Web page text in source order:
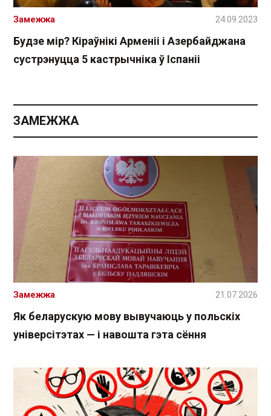
Будзе мір? Кіраўнікі Арменіі і Азербайджана
сустрэнуцца 5 кастрычніка ў Іспаніі
Замежжа 24.09.2023
ЗАМЕЖЖА
Як беларускую мову вывучаюць у польскіх
універсітэтах — і навошта гэта сёння
Замежжа 21.07.2026